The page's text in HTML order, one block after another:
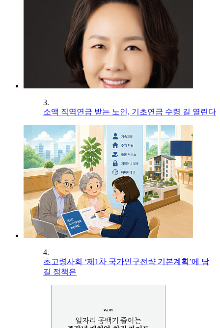
3.
소액 직역연금 받는 노인, 기초연금 수령 길 열린다
4.
초고령사회 ‘제1차 국가인구전략 기본계획’에 담
길 정책은